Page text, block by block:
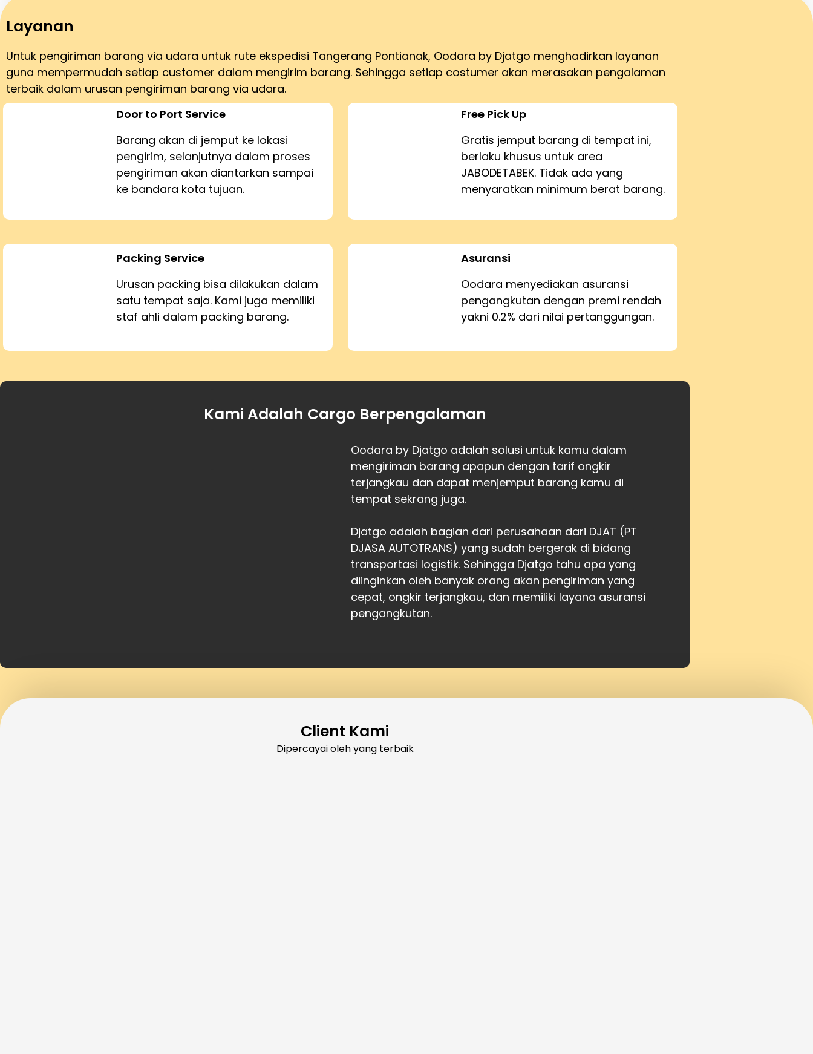
Layanan
Untuk pengiriman barang via udara untuk rute ekspedisi Tangerang Pontianak, Oodara by Djatgo menghadirkan layanan
guna mempermudah setiap customer dalam mengirim barang. Sehingga setiap costumer akan merasakan pengalaman
terbaik dalam urusan pengiriman barang via udara.
Door to Port Service
Barang akan di jemput ke lokasi
pengirim, selanjutnya dalam proses
pengiriman akan diantarkan sampai
ke bandara kota tujuan.
Free Pick Up
Gratis jemput barang di tempat ini,
berlaku khusus untuk area
JABODETABEK. Tidak ada yang
menyaratkan minimum berat barang.
Packing Service
Urusan packing bisa dilakukan dalam
satu tempat saja. Kami juga memiliki
staf ahli dalam packing barang.
Asuransi
Oodara menyediakan asuransi
pengangkutan dengan premi rendah
yakni 0.2% dari nilai pertanggungan.
Kami Adalah Cargo Berpengalaman
Oodara by Djatgo adalah solusi untuk kamu dalam
mengiriman barang apapun dengan tarif ongkir
terjangkau dan dapat menjemput barang kamu di
tempat sekrang juga.
Djatgo adalah bagian dari perusahaan dari DJAT (PT
DJASA AUTOTRANS) yang sudah bergerak di bidang
transportasi logistik. Sehingga Djatgo tahu apa yang
diinginkan oleh banyak orang akan pengiriman yang
cepat, ongkir terjangkau, dan memiliki layana asuransi
pengangkutan.
Client Kami
Dipercayai oleh yang terbaik